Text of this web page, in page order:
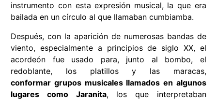
instrumento con esta expresión musical, la que era
bailada en un círculo al que llamaban cumbiamba.
Después, con la aparición de numerosas bandas de
viento, especialmente a principios de siglo XX, el
acordeón fue usado para, junto al bombo, el
redoblante, los platillos y las maracas,
conformar grupos musicales llamados en algunos
lugares como Jaranita, los que interpretaban